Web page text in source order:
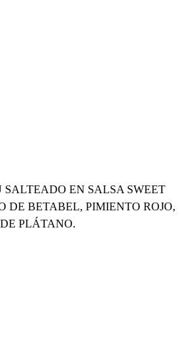
EN SALSA SWEET
DE BETABEL, PIMIENTO ROJO,
PLÁTANO.